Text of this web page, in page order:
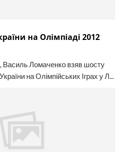
на Олімпіаді 2012
Василь Ломаченко взяв шосту
на Олімпійських Іграх у Л...